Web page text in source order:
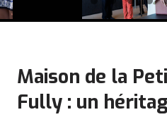
Maison de la
Fully : un